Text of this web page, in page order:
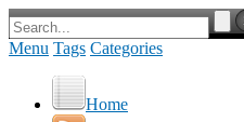
Menu Tags Categories
Home